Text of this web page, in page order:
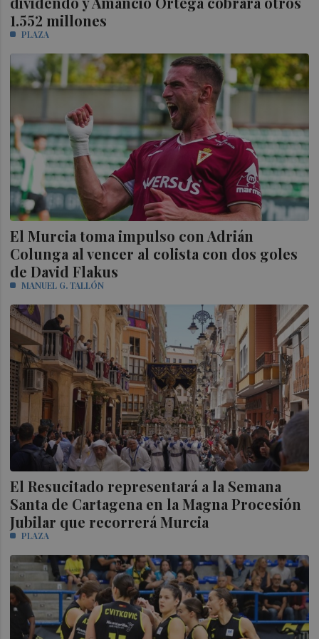
1.552 millones
PLAZA
El Murcia toma impulso con Adrián
Colunga al vencer al colista con dos goles
de David Flakus
MANUEL G. TALLÓN
El Resucitado representará a la Semana
Santa de Cartagena en la Magna Procesión
Jubilar que recorrerá Murcia
PLAZA